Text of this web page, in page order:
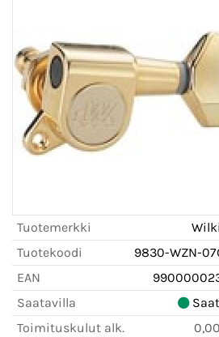
Tuotemerkki
Tuotekoodi
9830-WZN-
EAN
Saatavilla
Toimituskulut alk.